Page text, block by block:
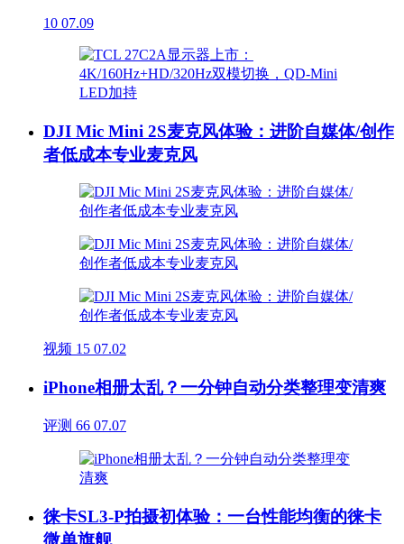
10 07.09
DJI Mic Mini 2S麦克风体验：进阶自媒体/创作
者低成本专业麦克风
视频 15 07.02
iPhone相册太乱？一分钟自动分类整理变清爽
评测 66 07.07
徕卡SL3-P拍摄初体验：一台性能均衡的徕卡
微单旗舰